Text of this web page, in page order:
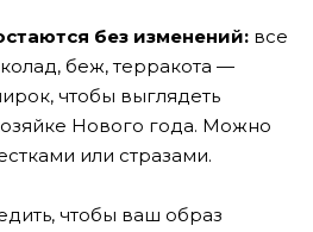
без изменений: все
беж, терракота —
чтобы выглядеть
Нового года. Можно
или стразами.
чтобы ваш образ